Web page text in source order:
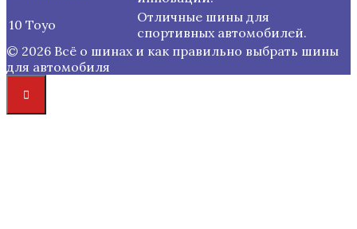
10 Toyo
Отличные шины для
спортивных автомобилей.
© 2026 Всё о шинах и как правильно выбрать шины
для автомобиля